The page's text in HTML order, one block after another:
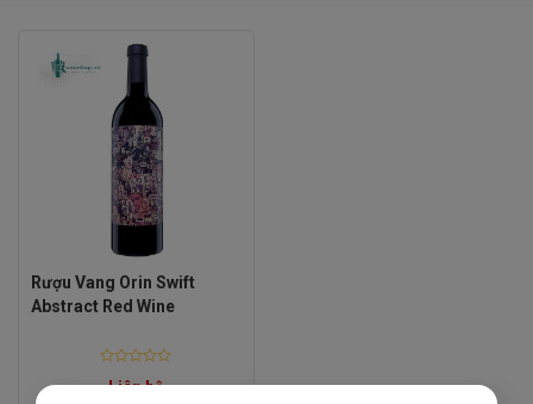
Rượu Vang Orin Swift
Abstract Red Wine
Rated
Liên hệ